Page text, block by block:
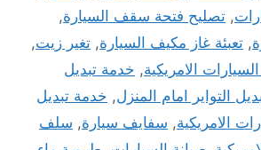
, تصليح فتحة سقف السيارة,
, تعبئة غاز مكيف السيارة, تغير زيت,
الامريكية, خدمة تبديل
التواير امام المنزل, خدمة تبديل
الامريكية, سفايف سيارة, سلف